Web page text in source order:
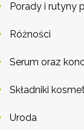
Porady i rutyny
Różności
Serum oraz
Składniki
Uroda